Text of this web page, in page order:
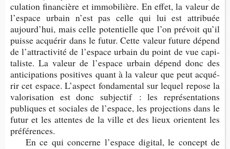
cu­la­tion finan­cière et immo­bi­lière. En effet, la valeur de
l’es­pace urbain n’est pas celle qui lui est attri­buée
aujour­d’hui, mais celle poten­tielle que l’on pré­voit qu’il
puisse acqué­rir dans le futur. Cette valeur future dépend
de l’at­trac­ti­vité de l’es­pace urbain du point de vue capi­
ta­liste. La valeur de l’es­pace urbain dépend donc des
anti­ci­pa­tions posi­tives quant à la valeur que peut acqué­
rir cet espace. L’as­pect fon­da­men­tal sur lequel repose la
valo­ri­sa­tion est donc sub­jec­tif : les repré­sen­ta­tions
publiques et sociales de l’es­pace, les pro­jec­tions dans le
futur et les attentes de la ville et des lieux orientent les
préférences.
En ce qui concerne l’es­pace digi­tal, le concept de